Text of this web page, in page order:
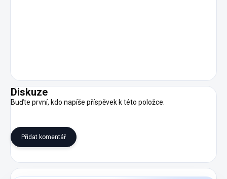
Diskuze
Buďte první, kdo napíše příspěvek k této položce.
Přidat komentář